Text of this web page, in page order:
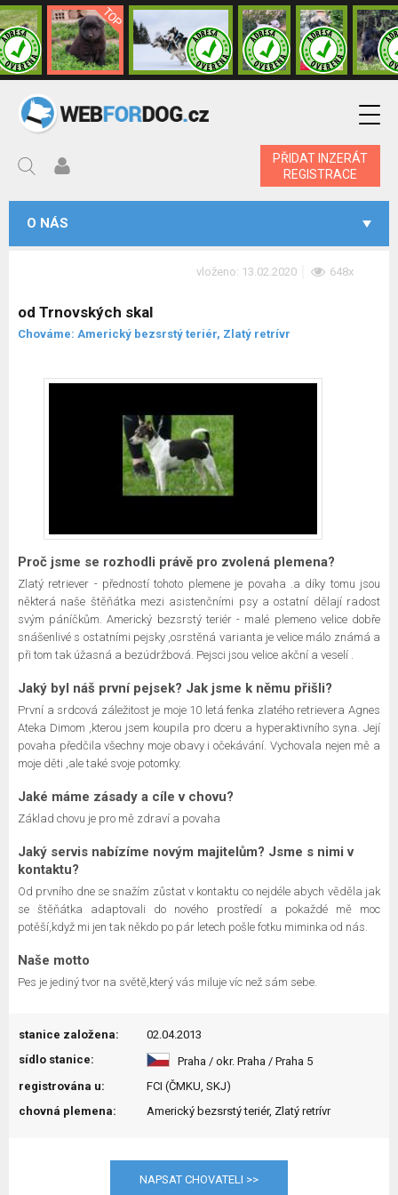
PŘIDAT INZERÁT
REGISTRACE
O NÁS
vloženo: 13.02.2020 648x
od Trnovských skal
Chováme: Americký bezsrstý teriér, Zlatý retrívr
Proč jsme se rozhodli právě pro zvolená plemena?
Zlatý retriever - předností tohoto plemene je povaha .a díky tomu jsou
některá naše štěňátka mezi asistenčními psy a ostatní dělají radost
svým páníčkům. Americký bezsrstý teriér - malé plemeno velice dobře
snášenlivé s ostatními pejsky ,osrstěná varianta je velice málo známá a
při tom tak úžasná a bezúdržbová. Pejsci jsou velice akční a veselí .
Jaký byl náš první pejsek? Jak jsme k němu přišli?
První a srdcová záležitost je moje 10 letá fenka zlatého retrievera Agnes
Ateka Dimom ,kterou jsem koupila pro dceru a hyperaktivního syna. Její
povaha předčila všechny moje obavy i očekávání. Vychovala nejen mě a
moje děti ,ale také svoje potomky.
Jaké máme zásady a cíle v chovu?
Základ chovu je pro mě zdraví a povaha
Jaký servis nabízíme novým majitelům? Jsme s nimi v
kontaktu?
Od prvního dne se snažím zůstat v kontaktu co nejdéle abych věděla jak
se štěňátka adaptovali do nového prostředí a pokaždé mě moc
potěší,když mi jen tak někdo po pár letech pošle fotku miminka od nás.
Naše motto
Pes je jediný tvor na světě,který vás miluje víc než sám sebe.
stanice založena:
02.04.2013
sídlo stanice:
Praha / okr. Praha / Praha 5
registrována u:
FCI (ČMKU, SKJ)
chovná plemena:
Americký bezsrstý teriér, Zlatý retrívr
NAPSAT CHOVATELI >>